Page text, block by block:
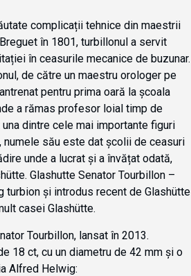
complicații tehnice din maestrii
în 1801, turbillonul a servit
în ceasurile mecanice de buzunar.
de către un maestru orologer pe
pentru prima oară la școala
a rămas profesor loial timp de
dintre cele mai importante figuri
său este dat școlii de ceasuri
unde a lucrat și a învățat odată,
Glashutte Senator Tourbillon –
și introdus recent de Glashütte
casei Glashütte.
Tourbillon, lansat în 2013.
18 ct, cu un diametru de 42 mm și o
Alfred Helwig: